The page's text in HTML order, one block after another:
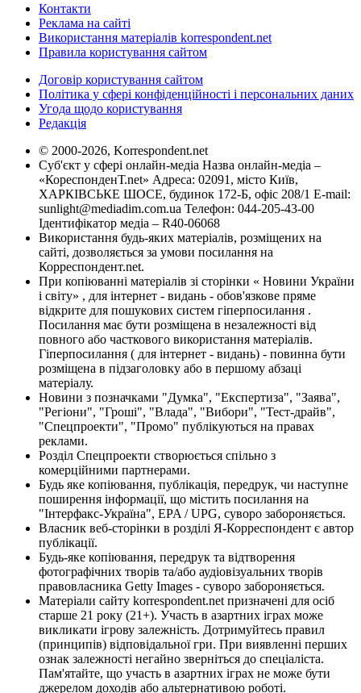
Контакти
Реклама на сайті
Використання матеріалів korrespondent.net
Правила користування сайтом
Договір користування сайтом
Політика у сфері конфіденційності і персональних даних
Угода щодо користування
Редакція
© 2000-2026, Korrespondent.net
Суб'єкт у сфері онлайн-медіа Назва онлайн-медіа –
«КореспонденТ.net» Адреса: 02091, місто Київ,
ХАРКІВСЬКЕ ШОСЕ, будинок 172-Б, офіс 208/1 E-mail:
sunlight@mediadim.com.ua Телефон: 044-205-43-00
Ідентифікатор медіа – R40-06068
Використання будь-яких матеріалів, розміщених на
сайті, дозволяється за умови посилання на
Корреспондент.net.
При копіюванні матеріалів зі сторінки « Новини України
і світу» , для інтернет - видань - обов'язкове пряме
відкрите для пошукових систем гіперпосилання .
Посилання має бути розміщена в незалежності від
повного або часткового використання матеріалів.
Гіперпосилання ( для інтернет - видань) - повинна бути
розміщена в підзаголовку або в першому абзаці
матеріалу.
Новини з позначками "Думка", "Експертиза", "Заява",
"Регіони", "Гроші", "Влада", "Вибори", "Тест-драйв",
"Спецпроекти", "Промо" публікуються на правах
реклами.
Розділ Спецпроекти створюється спільно з
комерційними партнерами.
Будь яке копіювання, публікація, передрук, чи наступне
поширення інформації, що містить посилання на
"Інтерфакс-Україна", EPA / UPG, суворо забороняється.
Власник веб-сторінки в розділі Я-Корреспондент є автор
публікації.
Будь-яке копіювання, передрук та відтворення
фотографічних творів та/або аудіовізуальних творів
правовласника Getty Images - суворо забороняється.
Матеріали сайту korrespondent.net призначені для осіб
старше 21 року (21+). Участь в азартних іграх може
викликати ігрову залежність. Дотримуйтесь правил
(принципів) відповідальної гри. При виявленні перших
ознак залежності негайно зверніться до спеціаліста.
Пам'ятайте, що участь в азартних іграх не може бути
джерелом доходів або альтернативою роботі.